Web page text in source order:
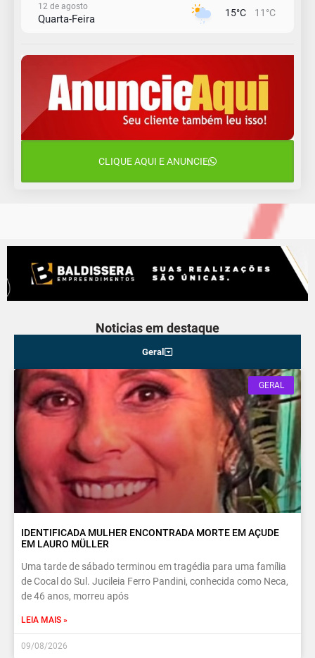
12 de agosto
Quarta-Feira 15°C 11°C
Quinta-Feira 18°C 14°C
14 de agosto
Sexta-Feira
Sábado
CLIQUE AQUI E ANUNCIE
Noticias em destaque
Geral
GERAL
IDENTIFICADA MULHER ENCONTRADA MORTE EM AÇUDE
EM LAURO MÜLLER
Uma tarde de sábado terminou em tragédia para uma família
de Cocal do Sul. Jucileia Ferro Pandini, conhecida como Neca,
de 46 anos, morreu após
LEIA MAIS »
09/08/2026